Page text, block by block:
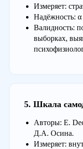
Измеряет:
Надёжность: α
Валидность:
выборках,
5. Шкала
Авторы: E.
Д.А. Осина.
Измеряет: